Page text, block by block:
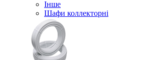
Інше
Шафи коллекторні